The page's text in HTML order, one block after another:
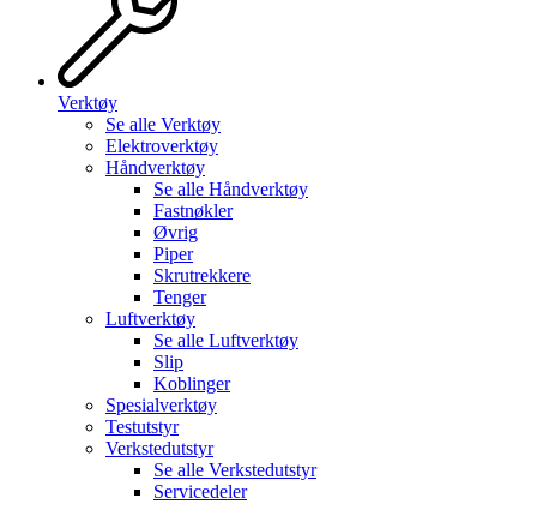
Verktøy
Se alle Verktøy
Elektroverktøy
Håndverktøy
Se alle Håndverktøy
Fastnøkler
Øvrig
Piper
Skrutrekkere
Tenger
Luftverktøy
Se alle Luftverktøy
Slip
Koblinger
Spesialverktøy
Testutstyr
Verkstedutstyr
Se alle Verkstedutstyr
Servicedeler